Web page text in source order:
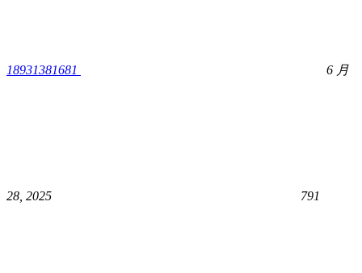
18931381681 6 月
28, 2025 791